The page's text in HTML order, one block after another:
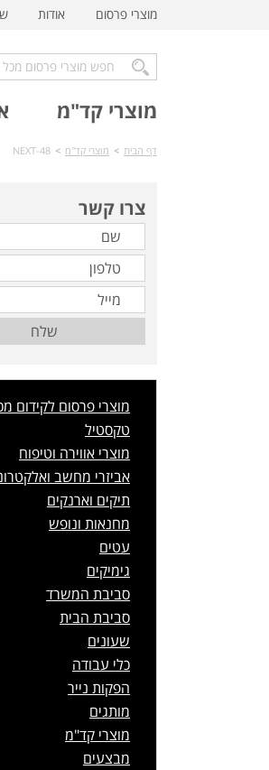
מוצרי פרסום אודות
מוצרי קד"מ
דף הבית > מוצרי קד"מ >
NEXT-48
צרו קשר
שלח
מוצרי פרסום לקידום
טקסטיל
מוצרי אווירה וטיפוח
אביזרי מחשב
תיקים וארנקים
מחנאות ונופש
עטים
גימיקים
סביבת המשרד
סביבת הבית
שעונים
כלי עבודה
הפקות נייר
מותגים
מוצרי קד"מ
מבצעים